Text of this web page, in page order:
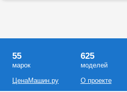
55
марок
ЦенаМашин.ру
625
моделей
О проекте